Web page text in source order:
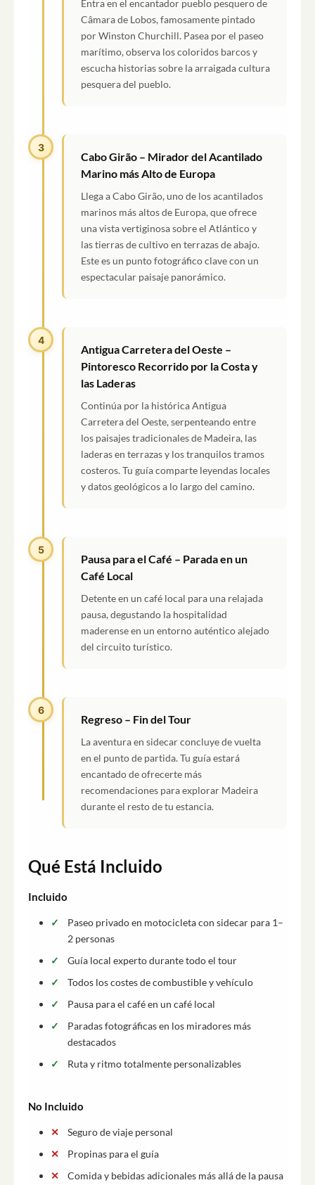
Entra en el encantador pueblo pesquero de
Câmara de Lobos, famosamente pintado
por Winston Churchill. Pasea por el paseo
marítimo, observa los coloridos barcos y
escucha historias sobre la arraigada cultura
pesquera del pueblo.
3
Cabo Girão – Mirador del Acantilado
Marino más Alto de Europa
Llega a Cabo Girão, uno de los acantilados
marinos más altos de Europa, que ofrece
una vista vertiginosa sobre el Atlántico y
las tierras de cultivo en terrazas de abajo.
Este es un punto fotográfico clave con un
espectacular paisaje panorámico.
4
Antigua Carretera del Oeste –
Pintoresco Recorrido por la Costa y
las Laderas
Continúa por la histórica Antigua
Carretera del Oeste, serpenteando entre
los paisajes tradicionales de Madeira, las
laderas en terrazas y los tranquilos tramos
costeros. Tu guía comparte leyendas locales
y datos geológicos a lo largo del camino.
5
Pausa para el Café – Parada en un
Café Local
Detente en un café local para una relajada
pausa, degustando la hospitalidad
maderense en un entorno auténtico alejado
del circuito turístico.
6
Regreso – Fin del Tour
La aventura en sidecar concluye de vuelta
en el punto de partida. Tu guía estará
encantado de ofrecerte más
recomendaciones para explorar Madeira
durante el resto de tu estancia.
Qué Está Incluido
Incluido
Paseo privado en motocicleta con sidecar para 1–
2 personas
Guía local experto durante todo el tour
Todos los costes de combustible y vehículo
Pausa para el café en un café local
Paradas fotográficas en los miradores más
destacados
Ruta y ritmo totalmente personalizables
No Incluido
Seguro de viaje personal
Propinas para el guía
Comida y bebidas adicionales más allá de la pausa